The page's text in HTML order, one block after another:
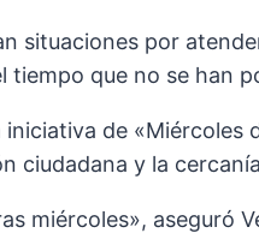
situaciones por
tiempo que no se han
de
ciudadana y la
miércoles», aseguró